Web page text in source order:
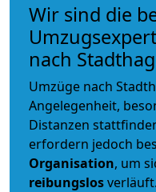
Wir sind die
nach
Umzüge nach
Angelegenheit,
Distanzen
erfordern jedoch
Organisation, um
reibungslosverläuft.